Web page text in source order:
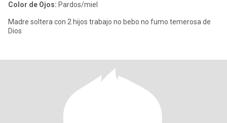
Color de Ojos: Pardos/miel
Madre soltera con 2 hijos trabajo no bebo no fumo temerosa de
Dios